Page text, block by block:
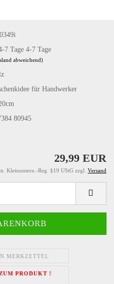
4-7 Tage
abweichend)
für Handwerker
80945
29,99 EUR
Kleinuntern.-Reg. §19 UStG zzgl. Versand
MERKZETTEL
PRODUKT !